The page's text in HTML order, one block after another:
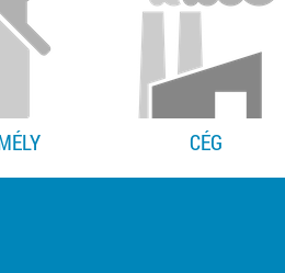
CÉG